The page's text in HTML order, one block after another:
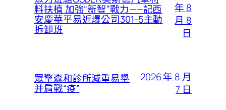
料扶植 加強“新智”戰力——記西
安慶華平易近爆公司301-5主動
拆卸班
年 8
月 8
日
眾擎森和診所減重易舉
并肩戰“疫”
2026 年 8 月
7 日